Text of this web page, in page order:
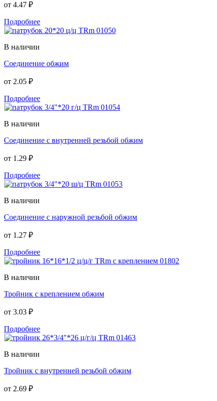
от 4.47 ₽
Подробнее
В наличии
Соединение обжим
от 2.05 ₽
Подробнее
В наличии
Соединение с внутренней резьбой обжим
от 1.29 ₽
Подробнее
В наличии
Соединение с наружной резьбой обжим
от 1.27 ₽
Подробнее
В наличии
Тройник с креплением обжим
от 3.03 ₽
Подробнее
В наличии
Тройник с внутренней резьбой обжим
от 2.69 ₽